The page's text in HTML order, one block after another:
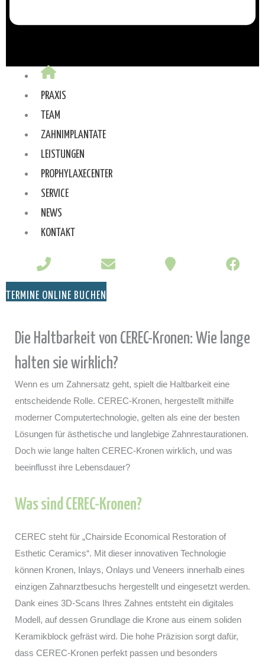
PRAXIS
TEAM
ZAHNIMPLANTATE
LEISTUNGEN
PROPHYLAXECENTER
SERVICE
NEWS
KONTAKT
TERMINE ONLINE BUCHEN
Die Haltbarkeit von CEREC-Kronen: Wie lange
halten sie wirklich?
Wenn es um Zahnersatz geht, spielt die Haltbarkeit eine
entscheidende Rolle. CEREC-Kronen, hergestellt mithilfe
moderner Computertechnologie, gelten als eine der besten
Lösungen für ästhetische und langlebige Zahnrestaurationen.
Doch wie lange halten CEREC-Kronen wirklich, und was
beeinflusst ihre Lebensdauer?
Was sind CEREC-Kronen?
CEREC steht für „Chairside Economical Restoration of
Esthetic Ceramics“. Mit dieser innovativen Technologie
können Kronen, Inlays, Onlays und Veneers innerhalb eines
einzigen Zahnarztbesuchs hergestellt und eingesetzt werden.
Dank eines 3D-Scans Ihres Zahnes entsteht ein digitales
Modell, auf dessen Grundlage die Krone aus einem soliden
Keramikblock gefräst wird. Die hohe Präzision sorgt dafür,
dass CEREC-Kronen perfekt passen und besonders